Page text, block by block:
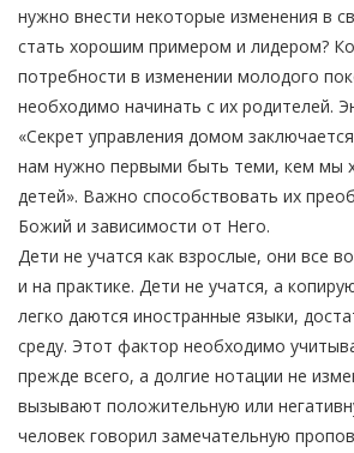
нужно внести некоторые изменения в
стать хорошим примером и лидером?
потребности в изменении молодого
необходимо начинать с их родителей.
«Секрет управления домом
нам нужно первыми быть теми, кем мы
детей». Важно способствовать их
Божий и зависимости от Него.
Дети не учатся как взрослые, они все
и на практике. Дети не учатся, а
легко даются иностранные языки,
среду. Этот фактор необходимо
прежде всего, а долгие нотации не
вызывают положительную или
человек говорил замечательную